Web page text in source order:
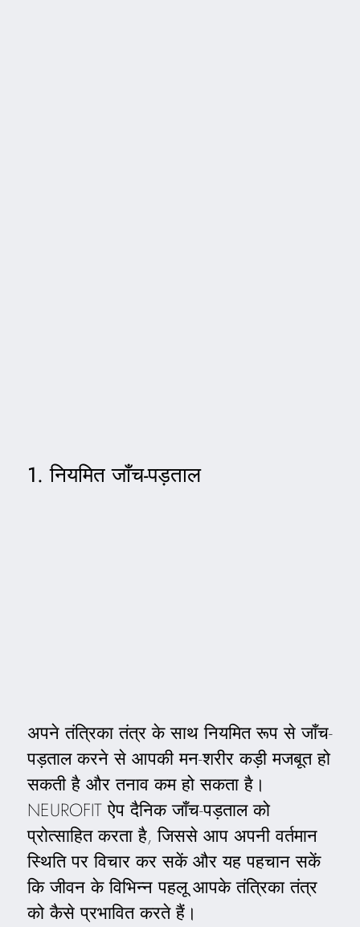
1. नियमित जाँच-पड़ताल
अपने तंत्रिका तंत्र के साथ नियमित रूप से जाँच-
पड़ताल करने से आपकी मन-शरीर कड़ी मजबूत हो
सकती है और तनाव कम हो सकता है।
NEUROFIT ऐप दैनिक जाँच-पड़ताल को
प्रोत्साहित करता है, जिससे आप अपनी वर्तमान
स्थिति पर विचार कर सकें और यह पहचान सकें
कि जीवन के विभिन्न पहलू आपके तंत्रिका तंत्र
को कैसे प्रभावित करते हैं।